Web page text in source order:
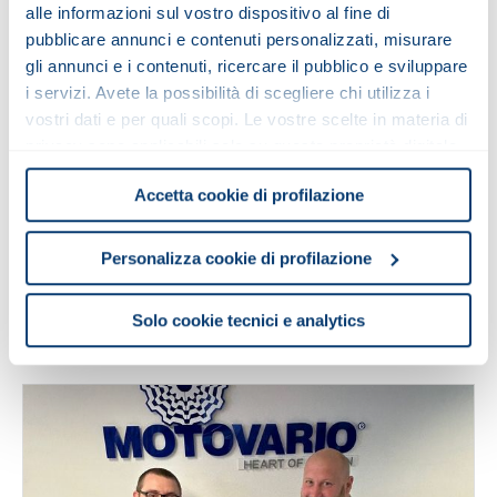
alle informazioni sul vostro dispositivo al fine di
pubblicare annunci e contenuti personalizzati, misurare
gli annunci e i contenuti, ricercare il pubblico e sviluppare
i servizi. Avete la possibilità di scegliere chi utilizza i
vostri dati e per quali scopi. Le vostre scelte in materia di
in cui avete effettuato le vostre scelte. È possibile
modificare o revocare il proprio consenso in qualsiasi
momento dalla Dichiarazione sui cookie o facendo clic
sull'icona di attivazione della privacy.
raccogliere informazioni sulla tua posizione
geografica, con un'approssimazione di qualche
metro,
Identificare il tuo dispositivo, scansionandolo
attivamente alla ricerca di caratteristiche specifiche
(impronte digitali).
Accetta cookie di profilazione
Personalizza cookie di profilazione
Solo cookie tecnici e analytics
“Motori autofrenanti
impermeabili” è il terzo
Contest Heart of Values - I’m
Customer Focus